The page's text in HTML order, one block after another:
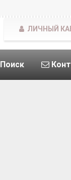
Поиск
ЛИЧНЫЙ